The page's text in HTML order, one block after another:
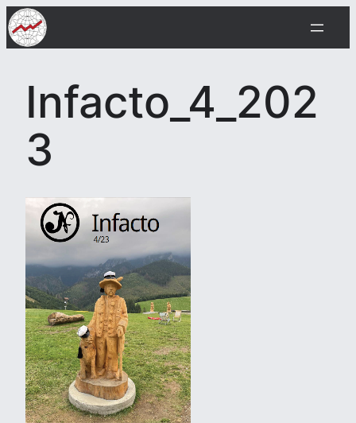
Siirry
sisältöön
Infacto_4_202
3